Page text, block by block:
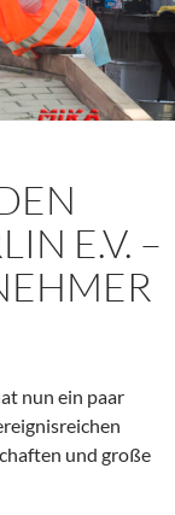
E.V. –
nun ein paar
und große
BERLIN